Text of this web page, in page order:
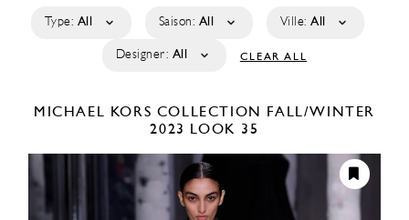
Type: All Saison: All Ville: All
Designer: All CLEAR ALL
MICHAEL KORS COLLECTION
FALL/WINTER
2023
LOOK 35